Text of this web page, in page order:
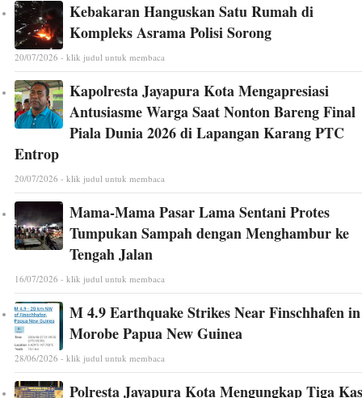
Kebakaran Hanguskan Satu Rumah di
Kompleks Asrama Polisi Sorong
20/07/2026 - klik judul untuk membaca
Kapolresta Jayapura Kota Mengapresiasi
Antusiasme Warga Saat Nonton Bareng Final
Piala Dunia 2026 di Lapangan Karang PTC
Entrop
20/07/2026 - klik judul untuk membaca
Mama-Mama Pasar Lama Sentani Protes
Tumpukan Sampah dengan Menghambur ke
Tengah Jalan
16/07/2026 - klik judul untuk membaca
M 4.9 Earthquake Strikes Near Finschhafen in
Morobe Papua New Guinea
28/06/2026 - klik judul untuk membaca
Polresta Jayapura Kota Mengungkap Tiga